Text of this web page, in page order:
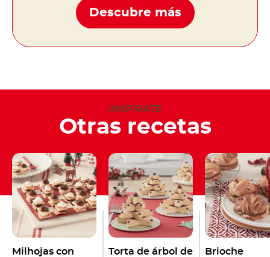
Descubre más
INSPIRATE
Otras recetas
Milhojas con
Torta de árbol de
Brioche